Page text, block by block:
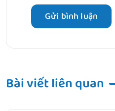
Bài viết liên quan